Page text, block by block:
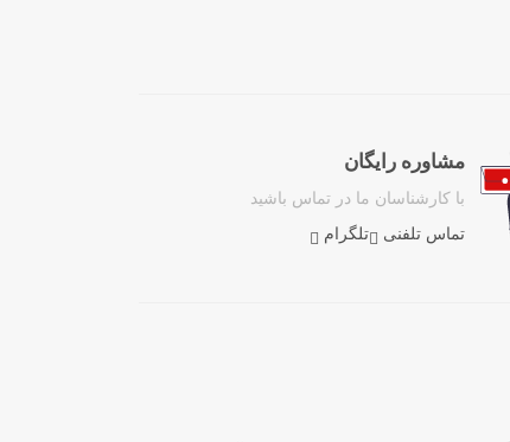
مشاوره رایگان
با کارشناسان ما در تماس باشید
تماس تلفنی
تلگرام